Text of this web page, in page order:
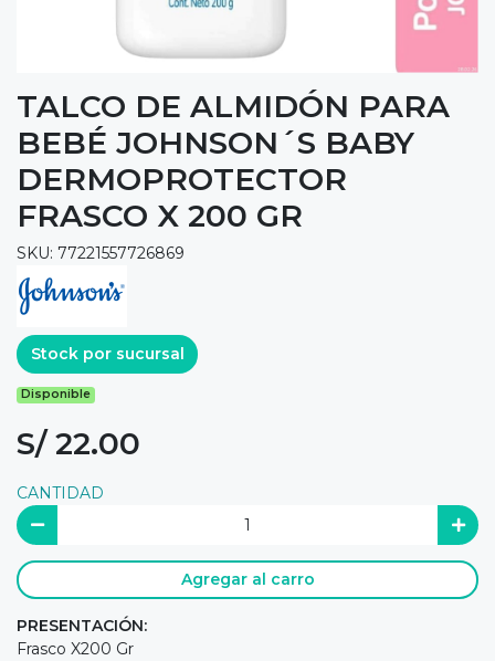
TALCO DE ALMIDÓN PARA
BEBÉ JOHNSON´S BABY
DERMOPROTECTOR
FRASCO X 200 GR
SKU: 77221557726869
Stock por sucursal
Disponible
S/ 22.00
CANTIDAD
Agregar al carro
PRESENTACIÓN:
Frasco X200 Gr